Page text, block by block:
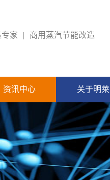
家 | 商用蒸汽节能改造
资讯中心 关于明莱